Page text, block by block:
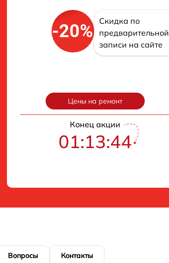
-20%
Скидка по
предварительной
записи на сайте
Цены на ремонт
Конец акции
01:13:43
Вопросы Контакты